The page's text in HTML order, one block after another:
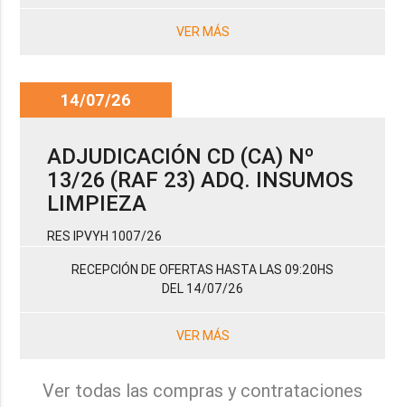
VER MÁS
14/07/26
ADJUDICACIÓN CD (CA) Nº
13/26 (RAF 23) ADQ. INSUMOS
LIMPIEZA
RES IPVYH 1007/26
RECEPCIÓN DE OFERTAS HASTA LAS 09:20HS
DEL 14/07/26
VER MÁS
Ver todas las compras y contrataciones